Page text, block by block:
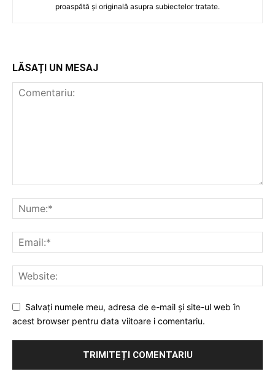
proaspătă și originală asupra subiectelor tratate.
LĂSAȚI UN MESAJ
Salvați numele meu, adresa de e-mail și site-ul web în
acest browser pentru data viitoare i comentariu.